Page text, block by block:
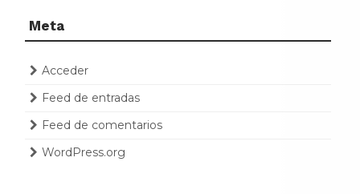
Meta
Acceder
Feed de entradas
Feed de comentarios
WordPress.org